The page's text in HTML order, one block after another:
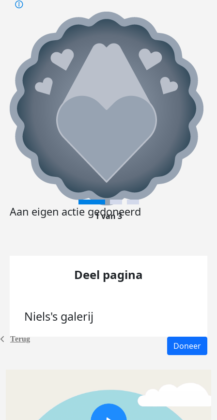
Terug
Aan eigen actie gedoneerd
1 van 3
Deel pagina
Niels's galerij
Doneer